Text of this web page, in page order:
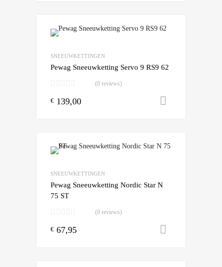
SNEEUWKETTINGEN
Pewag Sneeuwketting Servo 9 RS9 62
(0 reviews)
€ 139,00
SNEEUWKETTINGEN
Pewag Sneeuwketting Nordic Star N
75 ST
(0 reviews)
€ 67,95